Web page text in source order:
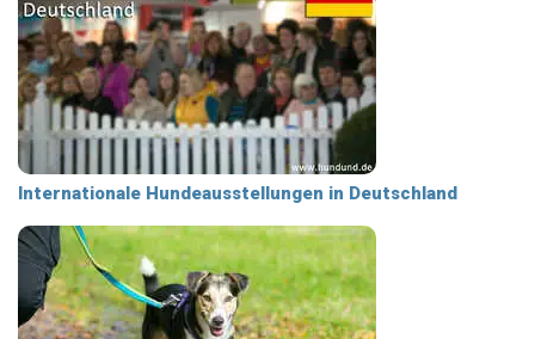
Internationale Hundeausstellungen in Deutschland